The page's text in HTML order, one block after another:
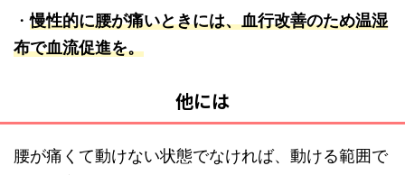
・慢性的に腰が痛いときには、血行改善のため温湿
布で血流促進を。
他には
腰が痛くて動けない状態でなければ、動ける範囲で